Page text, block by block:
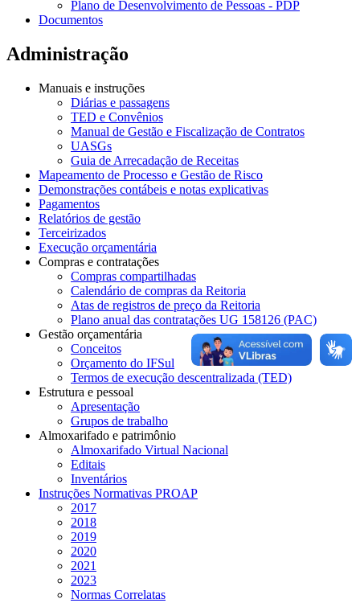
Plano de Desenvolvimento de Pessoas - PDP
Documentos
Administração
Manuais e instruções
Diárias e passagens
TED e Convênios
Manual de Gestão e Fiscalização de Contratos
UASGs
Guia de Arrecadação de Receitas
Mapeamento de Processo e Gestão de Risco
Demonstrações contábeis e notas explicativas
Pagamentos
Relatórios de gestão
Terceirizados
Execução orçamentária
Compras e contratações
Compras compartilhadas
Calendário de compras da Reitoria
Atas de registros de preço da Reitoria
Plano anual das contratações UG 158126 (PAC)
Gestão orçamentária
Conceitos
Orçamento do IFSul
Termos de execução descentralizada (TED)
Estrutura e pessoal
Apresentação
Grupos de trabalho
Almoxarifado e patrimônio
Almoxarifado Virtual Nacional
Editais
Inventários
Instruções Normativas PROAP
2017
2018
2019
2020
2021
2023
Normas Correlatas